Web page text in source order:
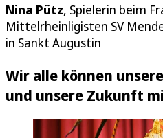
Nina Pütz, Spielerin beim
Mittelrheinligisten SV
in Sankt Augustin
Wir alle können
und unsere Zukunft